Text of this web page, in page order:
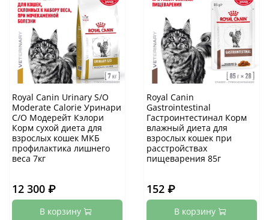
Royal Canin Urinary S/O
Moderate Calorie Уринари
С/О Модерейт Кэлори
Корм сухой диета для
взрослых кошек МКБ
профилактика лишнего
веса 7кг
12 300 ₽
В корзину
Royal Canin
Gastrointestinal
Гастроинтестинал Корм
влажный диета для
взрослых кошек при
расстройствах
пищеварения 85г
152 ₽
В корзину